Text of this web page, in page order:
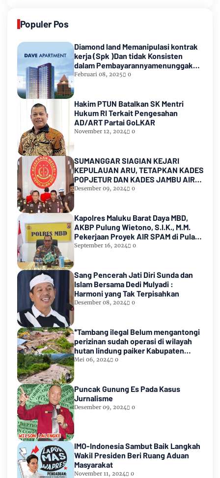
Populer Pos
Diamond land Memanipulasi kontrak
kerja (Spk )Dan tidak Konsisten
dalam Pembayarannyamenunggak
sampai hampir satu tahun
Februari 08, 2025 0
Hakim PTUN Batalkan SK Mentri
Hukum RI Terkait Pengesahan
AD/ART Partai GoLKAR
November 12, 2024 0
SUMANGGAR SIAGIAN KEJARI
KEPULAUAN ARU, TETAPKAN KADES
POPJETUR DAN KADES JAMBU AIR
SEBAGAI TERSANGKA ( TSK )
ADD dan DD TA 2016 - 2021
Desember 09, 2024 0
Kapolres Maluku Barat Daya MBD,
AKBP Pulung Wietono, S.I.K., M.M.
Pekerjaan Proyek AIR SPAM di Pulau
Marsela Sementara Ditangani Oleh
September 16, 2024 0
Sang Pencerah Jati Diri Sunda dan
Islam Bersama Dedi Mulyadi :
Harmoni yang Tak Terpisahkan
Desember 08, 2024 0
*Tambang ilegal Belum mengantongi
perizinan sudah operasi di wilayah
hutan lindung paiker Kabupaten
Empat lawang Sumsel*
Mei 06, 2024 0
Puncak Gunung Es Pada Kasus
Jurnalisme
Desember 09, 2024 0
IMO-Indonesia Sambut Baik Langkah
Wakil Presiden Beri Ruang Aduan
Masyarakat
November 11, 2024 0